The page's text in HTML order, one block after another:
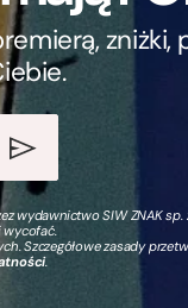
zniżki,
wydawnictwo SIW ZNAK sp.
wycofać.
Szczegółowe zasady
.